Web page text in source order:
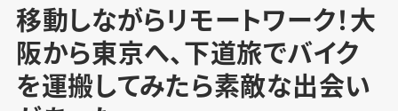
移動しながらリモートワーク！大
阪から東京へ、下道旅でバイク
を運搬してみたら素敵な出会い